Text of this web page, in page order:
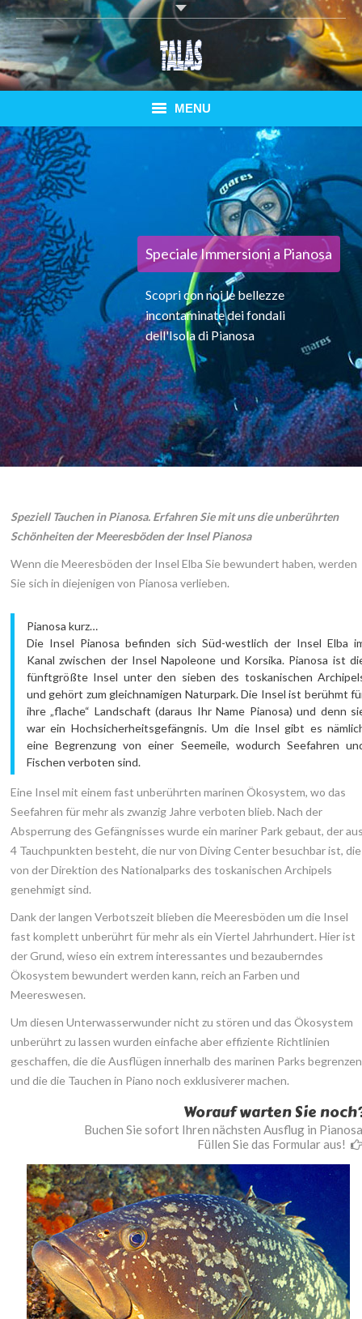
MENU
Speziell Pianosa
Bungalows
Fähren
Preisliste
Kontakte
Speciale Immersioni a Pianosa
Scopri con noi le bellezze
incontaminate dei fondali
dell'Isola di Pianosa
Speziell Tauchen in Pianosa. Erfahren Sie mit uns die unberührten
Schönheiten der Meeresböden der Insel Pianosa
Wenn die Meeresböden der Insel Elba Sie bewundert haben, werden
Sie sich in diejenigen von Pianosa verlieben.
Pianosa kurz…
Die Insel Pianosa befinden sich Süd-westlich der Insel Elba
Kanal zwischen der Insel Napoleone und Korsika. Pianosa ist
fünftgrößte Insel unter den sieben des toskanischen
und gehört zum gleichnamigen Naturpark. Die Insel ist berühmt
ihre „flache“ Landschaft (daraus Ihr Name Pianosa) und denn
war ein Hochsicherheitsgefängnis. Um die Insel gibt es
eine Begrenzung von einer Seemeile, wodurch Seefahren
Fischen verboten sind.
Eine Insel mit einem fast unberührten marinen Ökosystem, wo das
Seefahren für mehr als zwanzig Jahre verboten blieb. Nach der
Absperrung des Gefängnisses wurde ein mariner Park gebaut, der
4 Tauchpunkten besteht, die nur von Diving Center besuchbar ist, die
von der Direktion des Nationalparks des toskanischen Archipels
genehmigt sind.
Dank der langen Verbotszeit blieben die Meeresböden um die Insel
fast komplett unberührt für mehr als ein Viertel Jahrhundert. Hier ist
der Grund, wieso ein extrem interessantes und bezauberndes
Ökosystem bewundert werden kann, reich an Farben und
Meereswesen.
Um diesen Unterwasserwunder nicht zu stören und das Ökosystem
unberührt zu lassen wurden einfache aber effiziente Richtlinien
geschaffen, die die Ausflügen innerhalb des marinen Parks begrenzen
und die die Tauchen in Piano noch exklusiverer machen.
Worauf warten Sie
Buchen Sie sofort Ihren nächsten Ausflug in
Füllen Sie das Formular aus!